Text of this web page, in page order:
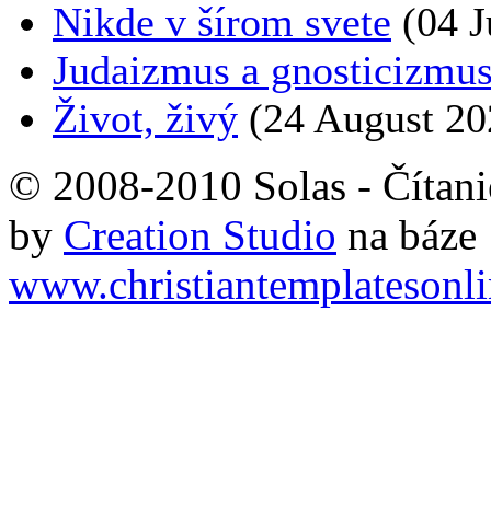
Nikde v šírom svete (04
Judaizmus a
Život, živý (24 August
© 2008-2010 Solas -
by Creation Studio na báze